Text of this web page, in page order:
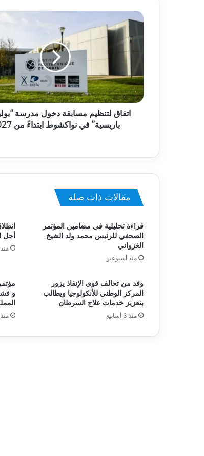
اتفاق لتنظيم مسابقة دخول مدرسة
باريسية” في نواكشوط ابتداءً من 2027
مقالات ذات صلة
قراءة تحليلية في مضامين المؤتمر
الصحفي للرئيس محمد ولد الشيخ
الغزواني
منذ أسبوعين
أجل
منذ 3 أسابيع
وفد من تحالف قوى الإنقاذ يزور
المركز الوطني للأنكولوجيا ويطالب
بتعزيز خدمات علاج السرطان
منذ 3 أسابيع
و
منذ 3 أسابيع